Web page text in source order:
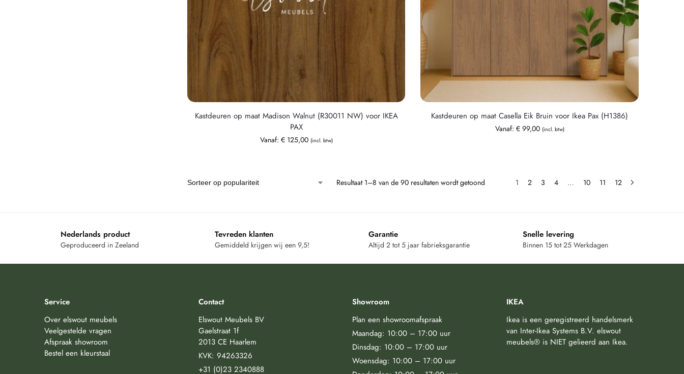
Kastdeuren op maat Madison Walnut (R30011 NW) voor IKEA
PAX
Vanaf: €125,00 (incl. btw)
Kastdeuren op maat Casella Eik Bruin voor Ikea Pax (H1386)
Vanaf: €99,00 (incl. btw)
Resultaat 1–8 van de 90 resultaten wordt getoond 1 2 3 4 … 10 11 12
Nederlands product
Geproduceerd in Zeeland
Tevreden klanten
Gemiddeld krijgen wij een 9,5!
Garantie
Altijd 2 tot 5 jaar fabrieksgarantie
Snelle levering
Binnen 15 tot 25 Werkdagen
Service
Over elswout meubels
Veelgestelde vragen
Afspraak showroom
Bestel een kleurstaal
Contact
Elswout Meubels BV
Gaelstraat 1f
2013 CE Haarlem
KVK: 94263326
+31 (0)23 2340888
Showroom
Plan een showroomafspraak
Maandag: 10:00 – 17:00 uur
Dinsdag: 10:00 – 17:00 uur
Woensdag: 10:00 – 17:00 uur
IKEA
Ikea is een geregistreerd handelsmerk
van Inter-Ikea Systems B.V. elswout
meubels® is NIET gelieerd aan Ikea.